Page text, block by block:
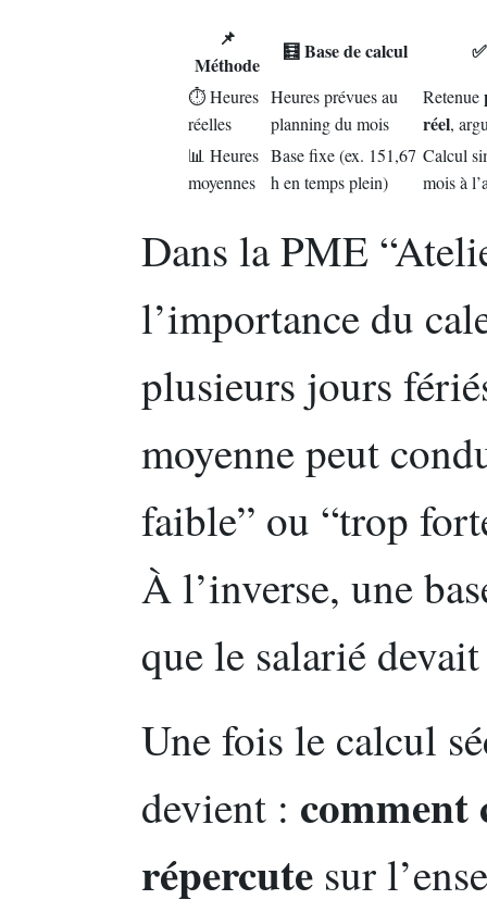
📌
Méthode
🧮 Base de calcul
⏱️ Heures
réelles
Heures prévues au
planning du mois
Retenue
réel,
📊 Heures
moyennes
Base fixe (ex. 151,67
h en temps plein)
Calcul
mois à
Dans la PME
l’importance du
plusieurs jours
moyenne peut
faible” ou “trop
À l’inverse, une
que le salarié
Une fois le calcul
devient : comment
répercute sur